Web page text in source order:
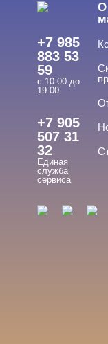
+7 985
883 53
59
с 10:00 до
19:00
+7 905
507 31
32
Единая
служба
сервиса
О